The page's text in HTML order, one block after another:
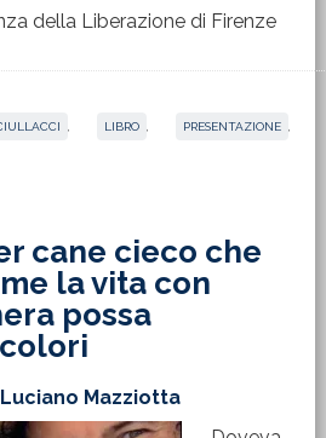
della Liberazione di Firenze
LIBRO PRESENTAZIONE
cane cieco che
la vita con
possa
Luciano Mazziotta